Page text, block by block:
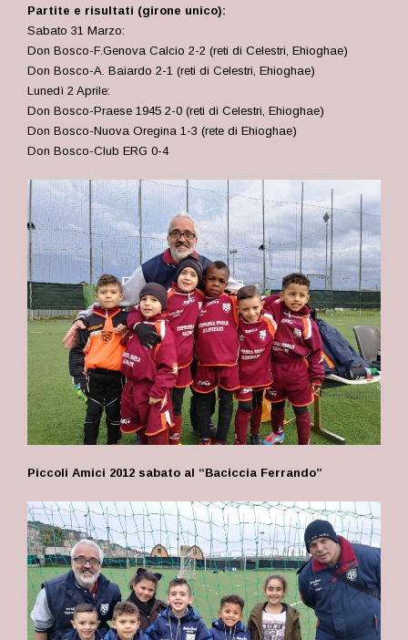
Partite e risultati (girone unico):
Sabato 31 Marzo:
Don Bosco-F.Genova Calcio 2-2 (reti di Celestri, Ehioghae)
Don Bosco-A. Baiardo 2-1 (reti di Celestri, Ehioghae)
Lunedì 2 Aprile:
Don Bosco-Praese 1945 2-0 (reti di Celestri, Ehioghae)
Don Bosco-Nuova Oregina 1-3 (rete di Ehioghae)
Don Bosco-Club ERG 0-4
Piccoli Amici 2012 sabato al “Baciccia Ferrando”